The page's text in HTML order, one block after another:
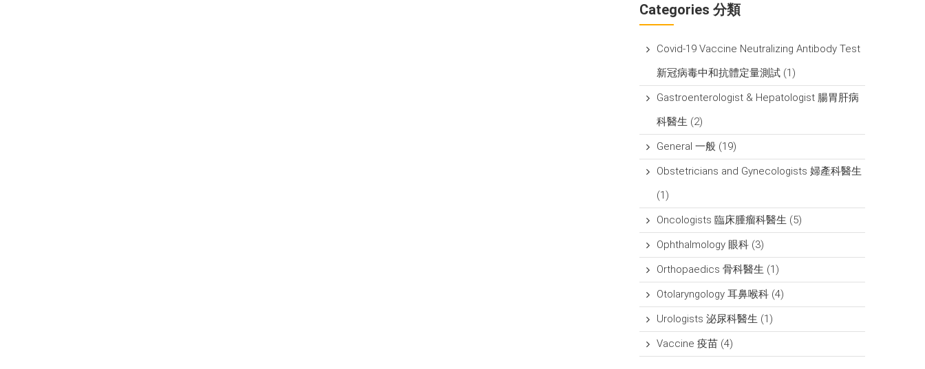
Categories 分類
Covid-19 Vaccine Neutralizing Antibody Test
新冠病毒中和抗體定量測試 (1)
Gastroenterologist & Hepatologist 腸胃肝病
科醫生 (2)
General 一般 (19)
Obstetricians and Gynecologists 婦產科醫生
(1)
Oncologists 臨床腫瘤科醫生 (5)
Ophthalmology 眼科 (3)
Orthopaedics 骨科醫生 (1)
Otolaryngology 耳鼻喉科 (4)
Urologists 泌尿科醫生 (1)
Vaccine 疫苗 (4)